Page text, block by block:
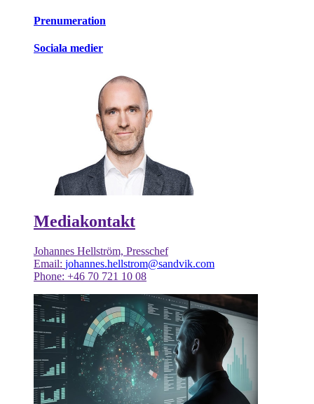
Prenumeration
Sociala medier
Mediakontakt
Johannes Hellström, Presschef
Email: johannes.hellstrom@sandvik.com
Phone: +46 70 721 10 08